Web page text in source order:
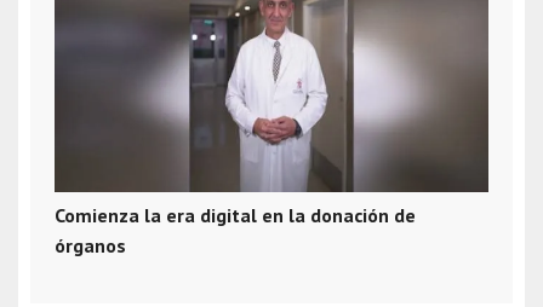
Comienza la era digital en la donación de
órganos